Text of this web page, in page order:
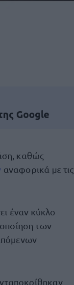
Google
καθώς
αναφορικά με τις
έναν κύκλο
των